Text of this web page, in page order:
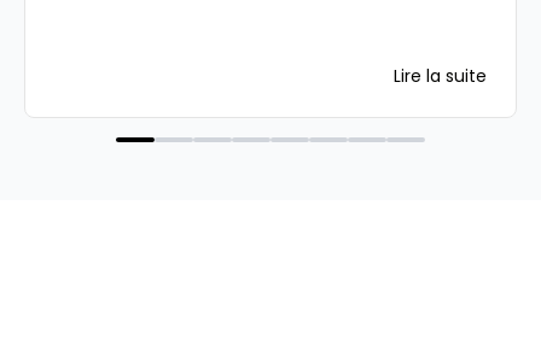
Lire la suite